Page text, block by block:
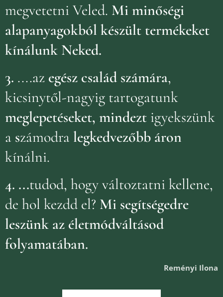
megvetetni Veled. Mi minőségi
alapanyagokból készült termékeket
kínálunk Neked.
3. ....az egész család számára,
kicsinytől-nagyig tartogatunk
meglepetéseket, mindezt igyekszünk
a számodralegkedvezőbb áron
kínálni.
4. ...tudod, hogy változtatni kellene,
de hol kezdd el? Mi segítségedre
leszünk az életmódváltásod
folyamatában.
Reményi Ilona